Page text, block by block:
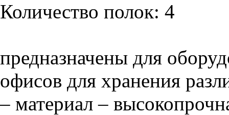
Количество полок: 4
предназначены для
офисов для хранения
– материал –